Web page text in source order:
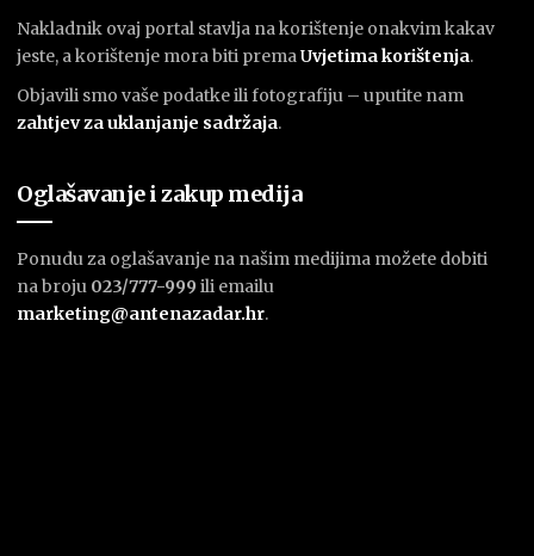
Nakladnik ovaj portal stavlja na korištenje onakvim kakav
jeste, a korištenje mora biti premaUvjetima korištenja.
Objavili smo vaše podatke ili fotografiju – uputite nam
zahtjev za uklanjanje sadržaja.
Oglašavanje i zakup medija
Ponudu za oglašavanje na našim medijima možete dobiti
na broju 023/777-999 ili emailu
marketing@antenazadar.hr.